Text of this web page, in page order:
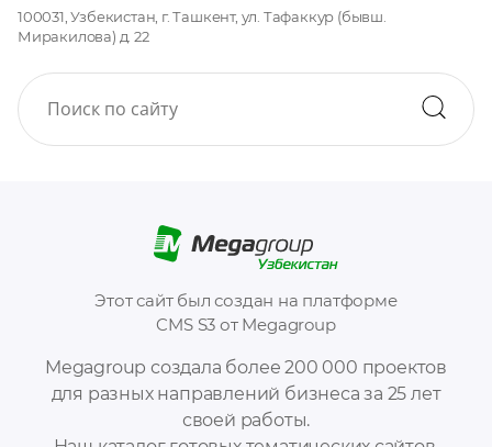
Megagroup создала более 200 000 проектов
для разных направлений бизнеса за 25 лет
своей работы.
Этот сайт был создан на платформе
CMS S3 от Megagroup
100031, Узбекистан, г. Ташкент, ул. Тафаккур (бывш.
Миракилова) д. 22